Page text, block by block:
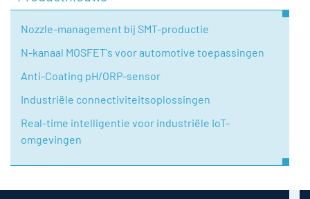
Nozzle-management bij SMT-productie
N-kanaal MOSFET's voor automotive toepassingen
Anti-Coating pH/ORP-sensor
Industriële connectiviteitsoplossingen
Real-time intelligentie voor industriële IoT-
omgevingen